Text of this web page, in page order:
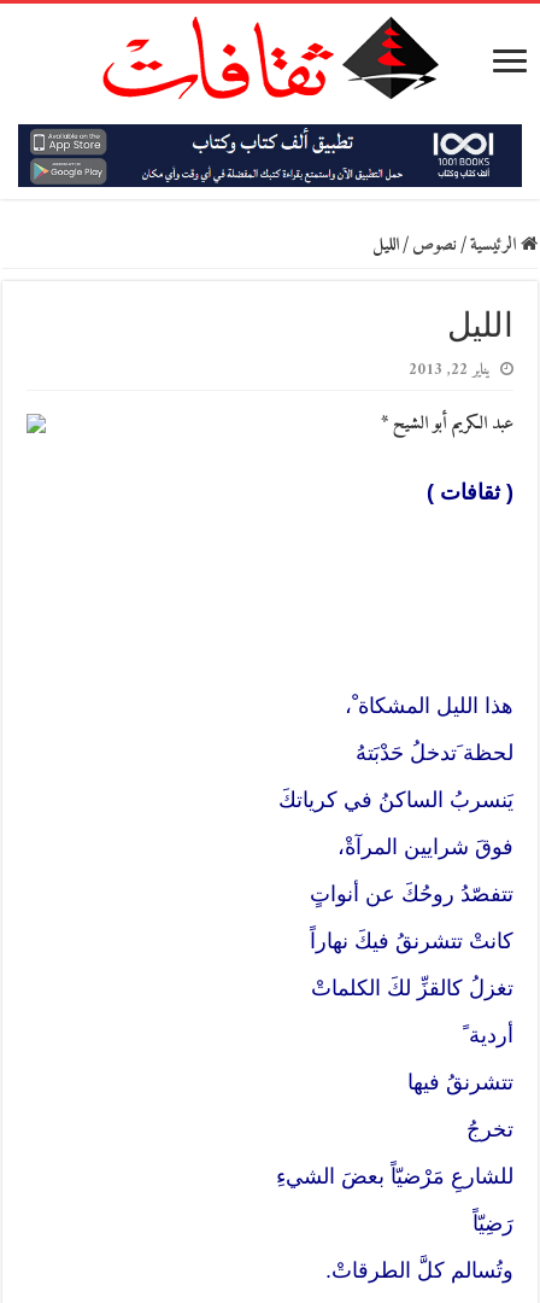
الرئيسية/نصوص/الليل
الليل
يناير 22, 2013
عبد الكريم أبو الشيح *
( ثقافات )
هذا الليل المشكاة ْ،
لحظة َتدخلُ حَدْبَتهُ
يَنسربُ الساكنُ في كرياتكَ
فوقَ شرايين المرآةْ،
تتفصّدُ روحُكَ عن أنواتٍ
كانتْ تتشرنقُ فيكَ نهاراً
تغزلُ كالقزِّ لكَ الكلماتْ
أردية ً
تتشرنقُ فيها
تخرجُ
للشارعِ مَرْضيّاً بعضَ الشيءِ
رَضِيّاً
وتُسالم كلَّ الطرقاتْ.